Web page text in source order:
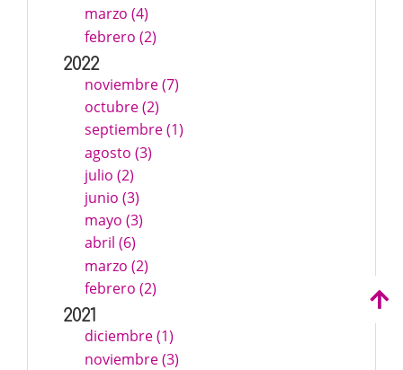
marzo (4)
febrero (2)
2022
noviembre (7)
octubre (2)
septiembre (1)
agosto (3)
julio (2)
junio (3)
mayo (3)
abril (6)
marzo (2)
febrero (2)
2021
diciembre (1)
noviembre (3)